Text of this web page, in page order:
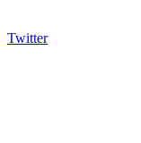
Twitter